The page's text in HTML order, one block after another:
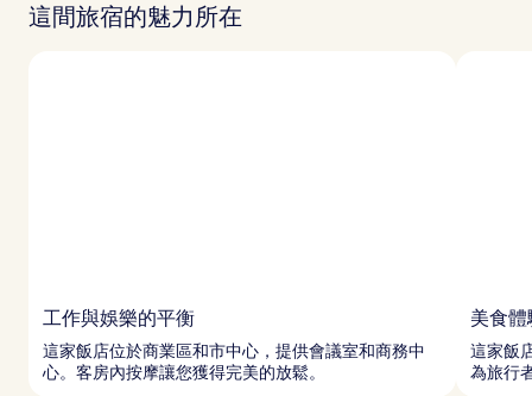
這間旅宿的魅力所在
工作與娛樂的平衡
這家飯店位於商業區和市中心，提供會議室和商務中
心。客房內按摩讓您獲得完美的放鬆。
美食體
這家飯
為旅行